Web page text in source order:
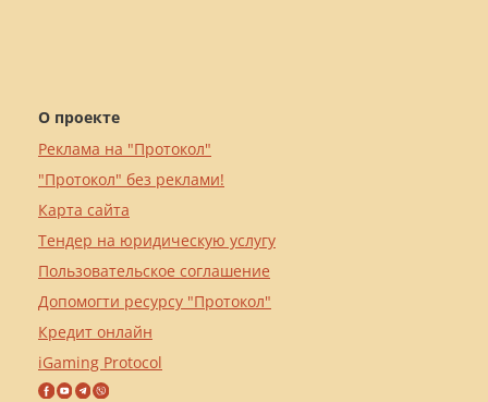
О проекте
Реклама на "Протокол"
"Протокол" без реклами!
Карта сайта
Тендер на юридическую услугу
Пользовательское соглашение
Допомогти ресурсу "Протокол"
Кредит онлайн
iGaming Protocol